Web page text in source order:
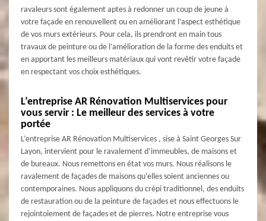
ravaleurs sont également aptes à redonner un coup de jeune à
votre façade en renouvellent ou en améliorant l’aspect esthétique
de vos murs extérieurs. Pour cela, ils prendront en main tous
travaux de peinture ou de l’amélioration de la forme des enduits et
en apportant les meilleurs matériaux qui vont revêtir votre façade
en respectant vos choix esthétiques.
L’entreprise AR Rénovation Multiservices pour
vous servir : Le meilleur des services à votre
portée
L’entreprise AR Rénovation Multiservices , sise à Saint Georges Sur
Layon, intervient pour le ravalement d’immeubles, de maisons et
de bureaux. Nous remettons en état vos murs. Nous réalisons le
ravalement de façades de maisons qu’elles soient anciennes ou
contemporaines. Nous appliquons du crépi traditionnel, des enduits
de restauration ou de la peinture de façades et nous effectuons le
rejointoiement de façades et de pierres. Notre entreprise vous